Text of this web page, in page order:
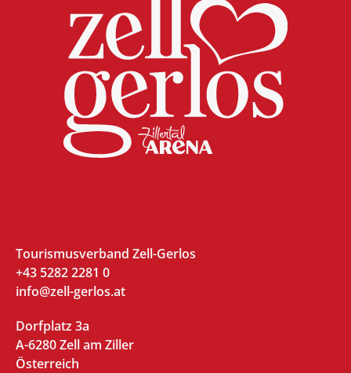
Tourismusverband Zell-Gerlos
+43 5282 2281 0
info@zell-gerlos.at
Dorfplatz 3a
A-6280 Zell am Ziller
Österreich